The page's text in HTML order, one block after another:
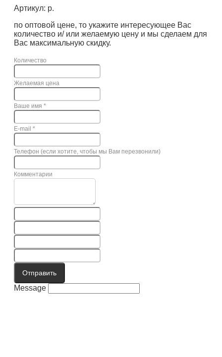
Артикул: р.
по оптовой цене, то укажите интересующее Вас
количество и/ или желаемую цену и мы сделаем для
Вас максимальную скидку.
Количество
Желаемая цена
Ваше имя *
E-mail *
Телефон (если хотите, чтобы мы Вам перезвонили)
Комментарии
Отправить
Message